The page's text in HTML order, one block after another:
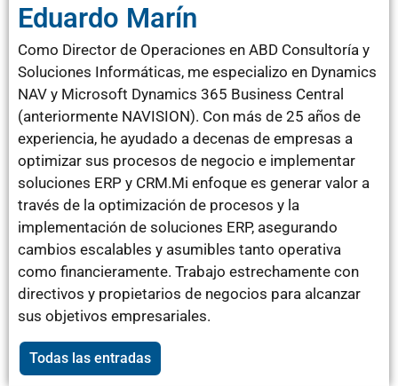
Eduardo Marín
Como Director de Operaciones en ABD Consultoría y
Soluciones Informáticas, me especializo en Dynamics
NAV y Microsoft Dynamics 365 Business Central
(anteriormente NAVISION). Con más de 25 años de
experiencia, he ayudado a decenas de empresas a
optimizar sus procesos de negocio e implementar
soluciones ERP y CRM.Mi enfoque es generar valor a
través de la optimización de procesos y la
implementación de soluciones ERP, asegurando
cambios escalables y asumibles tanto operativa
como financieramente. Trabajo estrechamente con
directivos y propietarios de negocios para alcanzar
sus objetivos empresariales.
Todas las entradas